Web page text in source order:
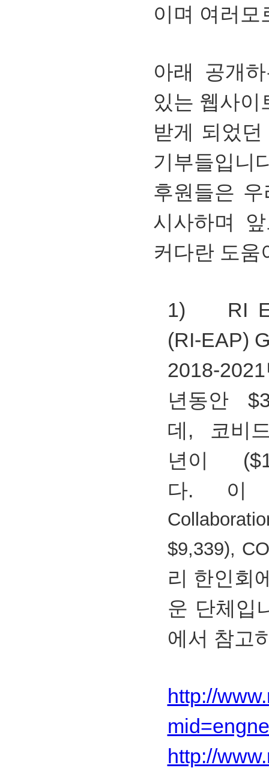
이며 여러
아래 공개
있는 웹사이
받게 되었
기부들입니
후원들은
시사하며
커다란 도
1) RI
(RI-EAP)
2018-
년동안
데, 코비
년이
다. 이
$9,339),
리 한인회
운 단체입
에서 참고
http://
http://